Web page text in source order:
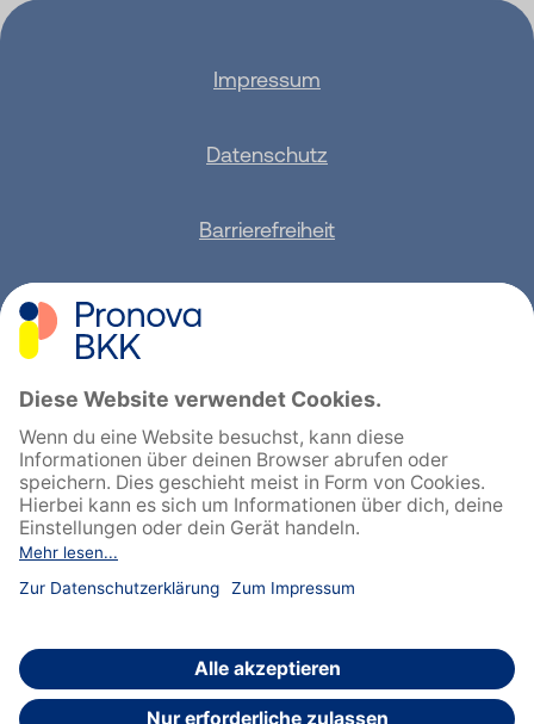
Impressum
Datenschutz
Barrierefreiheit
English
Cookie-Einstellungen